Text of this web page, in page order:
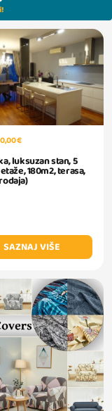
€
luksuzan stan, 5
180m2, terasa,
SAZNAJ VIŠE